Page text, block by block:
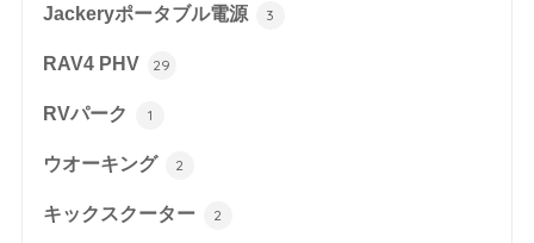
Jackeryポータブル電源 3
RAV4 PHV 29
RVパーク 1
ウオーキング 2
キックスクーター 2